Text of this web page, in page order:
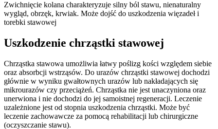
Zwichnięcie kolana charakteryzuje silny ból stawu, nienaturalny
wygląd, obrzęk, krwiak. Może dojść do uszkodzenia więzadeł i
torebki stawowej
Uszkodzenie chrząstki stawowej
Chrząstka stawowa umożliwia łatwy poślizg kości względem siebie
oraz absorbcji wstrząsów. Do urazów chrząstki stawowej dochodzi
głównie w wyniku gwałtownych urazów lub nakładających się
mikrourazów czy przeciążeń. Chrząstka nie jest unaczyniona oraz
unerwiona i nie dochodzi do jej samoistnej regeneracji. Leczenie
uzależnione jest od stopnia uszkodzenia chrząstki. Może być
leczenie zachowawcze za pomocą rehabilitacji lub chirurgiczne
(oczyszczanie stawu).